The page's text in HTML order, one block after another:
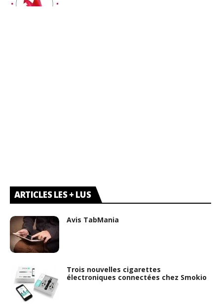
ARTICLES LES + LUS
Avis TabMania
Trois nouvelles cigarettes
électroniques connectées chez Smokio